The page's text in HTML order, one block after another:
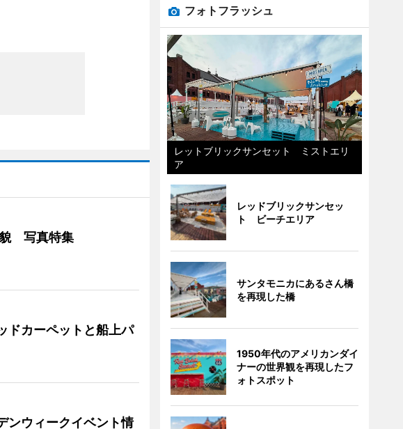
貌 写真特集
カーペットと船上パ
ウィークイベント情
フォトフラッシュ
レットブリックサンセット ミストエリ
ア
レッドブリックサンセッ
ト ビーチエリア
サンタモニカにあるさん橋
を再現した橋
1950年代のアメリカンダイ
ナーの世界観を再現したフ
ォトスポット